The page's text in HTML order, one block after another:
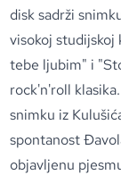
disk sadrži
visokoj
tebe ljubim" i
rock'n'roll
snimku iz
spontanost
objavljenu